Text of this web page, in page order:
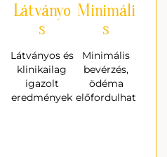
Látványo
s
Látványos és
klinikailag
igazolt
eredmények
Minimáli
s
Minimális
bevérzés,
ödéma
előfordulhat